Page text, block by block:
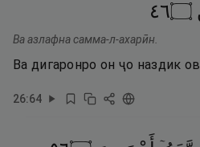
۝٦٤
Ва азлафна самма-л-ахарӣн.
Ва дигаронро он ҷо наздик
26:64